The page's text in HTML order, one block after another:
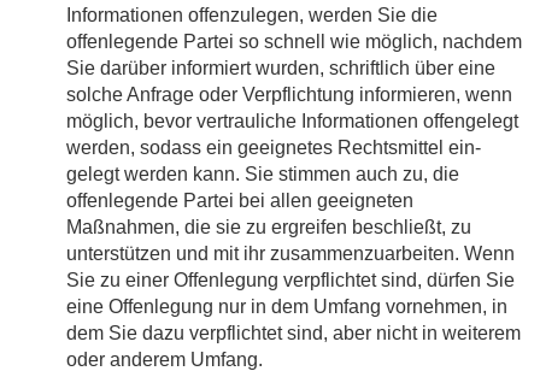
Informationen offenzulegen, werden Sie die
offenlegende Partei so schnell wie möglich, nachdem
Sie darüber informiert wurden, schriftlich über eine
solche Anfrage oder Verpflichtung informieren, wenn
möglich, bevor vertrauliche Informationen offengelegt
werden, sodass ein geeignetes Rechtsmittel ein-
gelegt werden kann. Sie stimmen auch zu, die
offenlegende Partei bei allen geeigneten
Maßnahmen, die sie zu ergreifen beschließt, zu
unterstützen und mit ihr zusammenzuarbeiten. Wenn
Sie zu einer Offenlegung verpflichtet sind, dürfen Sie
eine Offenlegung nur in dem Umfang vornehmen, in
dem Sie dazu verpflichtet sind, aber nicht in weiterem
oder anderem Umfang.